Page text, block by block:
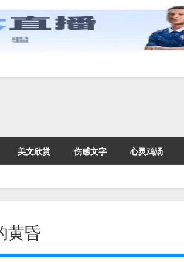
美文欣赏 伤感文字 心灵鸡汤
黄昏